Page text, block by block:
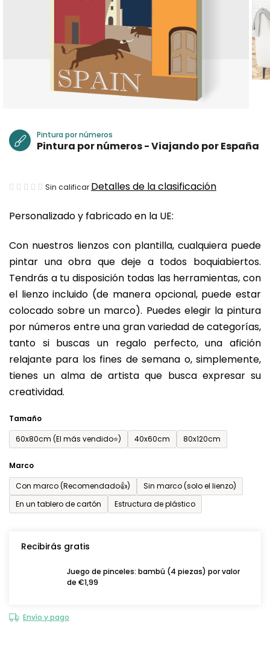
Personalizado y fabricado en la UE:
Con nuestros lienzos con plantilla, cualquiera puede
pintar una obra que deje a todos boquiabiertos.
Tendrás a tu disposición todas las herramientas, con
el lienzo incluido (de manera opcional, puede estar
colocado sobre un marco). Puedes elegir la pintura
por números entre una gran variedad de categorías,
tanto si buscas un regalo perfecto, una afición
relajante para los fines de semana o, simplemente,
tienes un alma de artista que busca expresar su
creatividad.
Tamaño
60x80cm (El más vendido⭐)
40x60cm 80x120cm
Marco
Con marco (Recomendado👍)
Sin marco (solo el lienzo)
En un tablero de cartón
Estructura de plástico
Recibirás gratis
Juego de pinceles: bambú (4 piezas) por valor
de €1,99
Envío y pago
Pintura por números
Pintura por números - Viajando por España
La
media
producto
es
de
0,0
sobre
5
estrellas.
Sin calificar Detalles de la clasificación